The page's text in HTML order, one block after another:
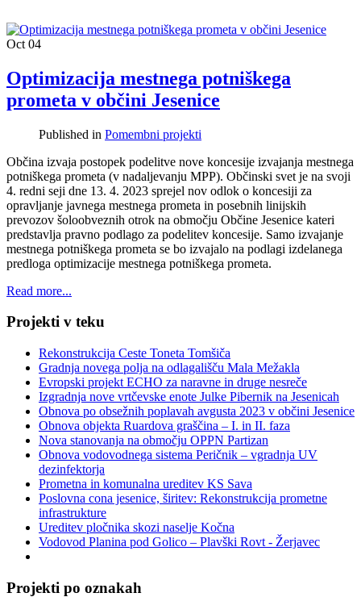
Oct 04
Optimizacija mestnega potniškega
prometa v občini Jesenice
Published in Pomembni projekti
Občina izvaja postopek podelitve nove koncesije izvajanja mestnega
potniškega prometa (v nadaljevanju MPP). Občinski svet je na svoji
4. redni seji dne 13. 4. 2023 sprejel nov odlok o koncesiji za
opravljanje javnega mestnega prometa in posebnih linijskih
prevozov šoloobveznih otrok na območju Občine Jesenice kateri
predstavlja pravno podlago za podelitev koncesije. Samo izvajanje
mestnega potniškega prometa se bo izvajalo na podlagi izdelanega
predloga optimizacije mestnega potniškega prometa.
Read more...
Projekti v teku
Rekonstrukcija Ceste Toneta Tomšiča
Gradnja novega polja na odlagališču Mala Mežakla
Evropski projekt ECHO za naravne in druge nesreče
Izgradnja nove vrtčevske enote Julke Pibernik na Jesenicah
Obnova po obsežnih poplavah avgusta 2023 v občini Jesenice
Obnova objekta Ruardova graščina – I. in II. faza
Nova stanovanja na območju OPPN Partizan
Obnova vodovodnega sistema Peričnik – vgradnja UV
dezinfektorja
Prometna in komunalna ureditev KS Sava
Poslovna cona jesenice, širitev: Rekonstrukcija prometne
infrastrukture
Ureditev pločnika skozi naselje Kočna
Vodovod Planina pod Golico – Plavški Rovt - Žerjavec
Projekti po oznakah